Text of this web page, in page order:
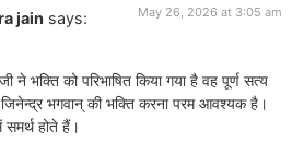
jain says: May 26, 2026 at 3:05 am
जी ने भक्ति को परिभाषित किया गया है वह पूर्ण सत्य
भगवान् की भक्ति करना परम आवश्यक है।
होते हैं।